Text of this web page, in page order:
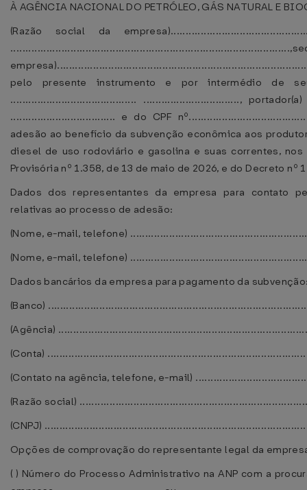
À AGÊNCIA NACIONAL DO PETRÓLEO, GÁS NATURAL E
(Razão social da
pelo presente instrumento e por intermédio de
.......................................... ................................,
................................... e do CPF
adesão ao benefício da subvenção econômica aos
diesel de uso rodoviário e gasolina e suas correntes,
Provisória nº 1.358, de 13 de maio de 2026, e do Decreto nº
Dados dos representantes da empresa para contato
relativas ao processo de adesão:
(Nome, e-mail, telefone)
(Nome, e-mail, telefone)
Dados bancários da empresa para pagamento da
(Banco)
(Agência)
(Conta)
(Contato na agência, telefone, e-mail)
(Razão social)
(CNPJ)
Opções de comprovação do representante legal da
( ) Número do Processo Administrativo na ANP com a